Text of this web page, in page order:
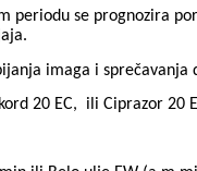
periodu se prognozira
imaga i sprečavanja
EC, ili Ciprazor 20 EC